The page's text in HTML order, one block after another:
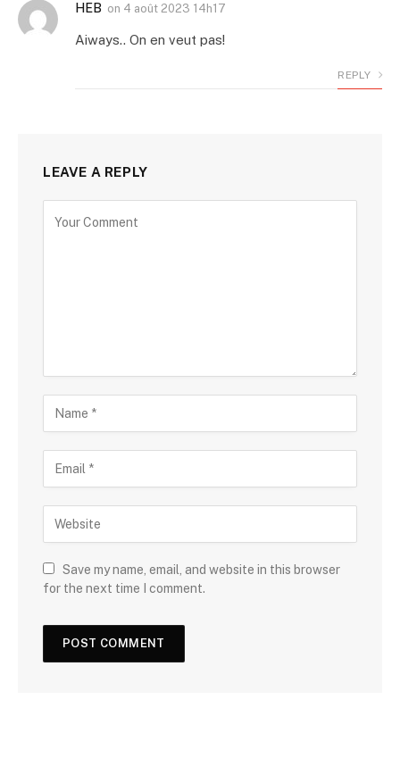
HEB on 4 août 2023 14h17
Aiways.. On en veut pas!
REPLY
LEAVE A REPLY
Save my name, email, and website in this browser
for the next time I comment.